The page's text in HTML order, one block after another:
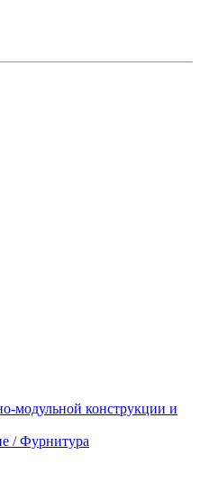
конструкции и
/ Фурнитура